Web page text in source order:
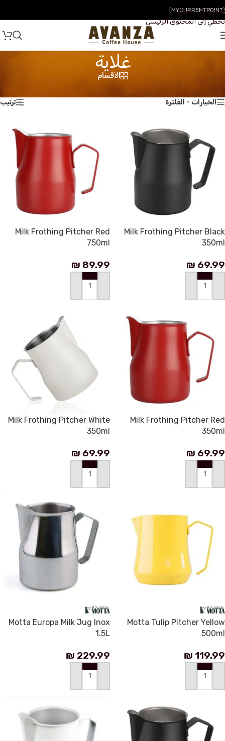
تخطي إلى التنقل
تخطي إلى المحتوى الرئيسي
[MYCURRENTPOINT]
غلاية
الأقسام
الخيارات - الفلترة ترتيب
Milk Frothing Pitcher Black
350ml
₪ 69.99
إضافة إلى السلة
Milk Frothing Pitcher Red
750ml
₪ 89.99
إضافة إلى السلة
Milk Frothing Pitcher Red
350ml
₪ 69.99
إضافة إلى السلة
Milk Frothing Pitcher White
350ml
₪ 69.99
إضافة إلى السلة
Motta Tulip Pitcher Yellow
500ml
₪ 119.99
إضافة إلى السلة
Motta Europa Milk Jug Inox
1.5L
₪ 229.99
إضافة إلى السلة